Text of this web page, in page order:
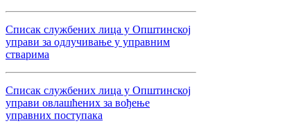
Списак службених лица у Општинској
управи за одлучивање у управним
стварима
Списак службених лица у Општинској
управи овлашћених за вођење
управних поступака